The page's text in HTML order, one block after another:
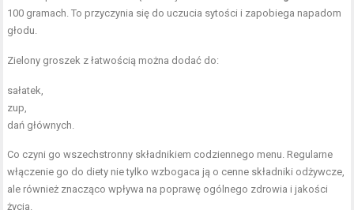
100 gramach. To przyczynia się do uczucia sytości i zapobiega napadom
głodu.
Zielony groszek z łatwością można dodać do:
sałatek,
zup,
dań głównych.
Co czyni go wszechstronny składnikiem codziennego menu. Regularne
włączenie go do diety nie tylko wzbogaca ją o cenne składniki odżywcze,
ale również znacząco wpływa na poprawę ogólnego zdrowia i jakości
życia.